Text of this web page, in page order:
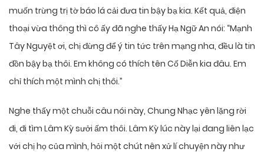
muốn trừng trị tờ báo lá cải đưa tin bậy bạ kia. Kết quả, điện
thoại vừa thông thì cô ấy đã nghe thấy Hạ Ngữ An nói: “Mạnh
Tây Nguyệt ơi, chị đừng để ý tin tức trên mạng nha, đều là tin
đồn bậy bạ thôi. Em không có thích tên Cố Diễn kia đâu. Em
chỉ thích một mình chị thôi.”
Nghe thấy một chuỗi câu nói này, Chung Nhạc yên lặng rời
đi, đi tìm Lâm Kỳ sưởi ấm thôi. Lâm Kỳ lúc này lại đang liên lạc
với chị họ của mình, hỏi một chút nên xử lí chuyện này như